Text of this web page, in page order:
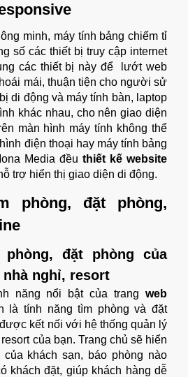
minh, máy tính bảng chiếm tỉ
số các thiết bị truy cập internet
các thiết bị này để lướt web
mái, thuận tiện cho người sử
di động và máy tính bàn, laptop
khác nhau, cho nên giao diện
màn hình máy tính không thể
điện thoại hay máy tính bảng
Media đều thiết kế website
trợ hiển thị giao diện di động.
phòng, đặt phòng,
đặt phòng của
nghỉ, resort
năng nổi bật của trang web
là tính năng tìm phòng và đặt
kết nối với hệ thống quản lý
của bạn. Trang chủ sẽ hiển
khách sạn, báo phòng nào
khách đặt, giúp khách hàng dễ